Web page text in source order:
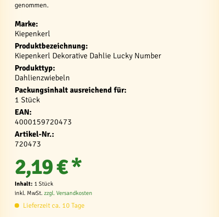
genommen.
Marke:
Kiepenkerl
Produktbezeichnung:
Kiepenkerl Dekorative Dahlie Lucky Number
Produkttyp:
Dahlienzwiebeln
Packungsinhalt ausreichend für:
1 Stück
EAN:
4000159720473
Artikel-Nr.:
720473
2,19 € *
Inhalt: 1 Stück
inkl. MwSt. zzgl. Versandkosten
Lieferzeit ca. 10 Tage